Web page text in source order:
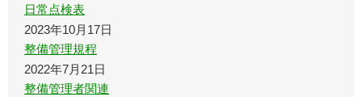
日常点検表
2023年10月17日
整備管理規程
2022年7月21日
整備管理者関連